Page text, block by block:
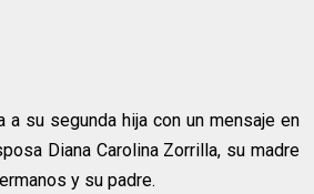
a su segunda hija con un mensaje en
Diana Carolina Zorrilla, su madre
y su padre.